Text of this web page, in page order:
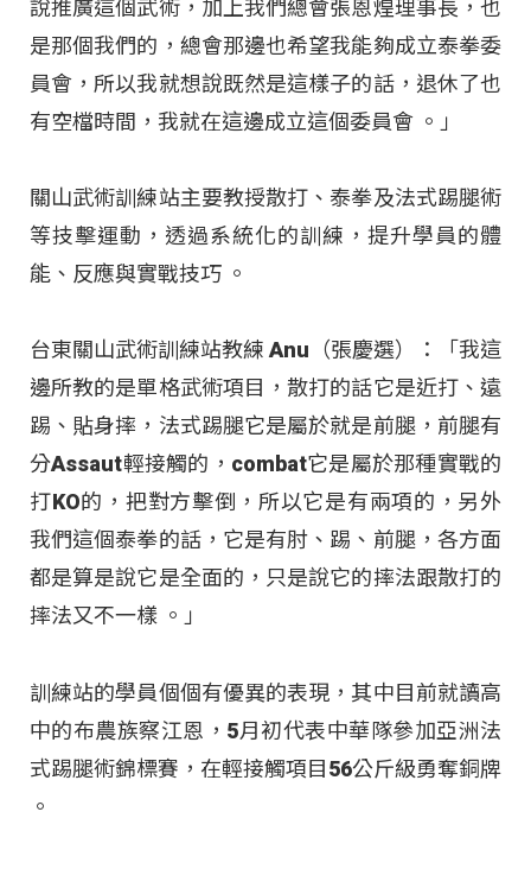
說推廣這個武術，加上我們總會張恩煌理事長，也
是那個我們的，總會那邊也希望我能夠成立泰拳委
員會，所以我就想說既然是這樣子的話，退休了也
有空檔時間，我就在這邊成立這個委員會 。」
關山武術訓練站主要教授散打、泰拳及法式踢腿術
等技擊運動，透過系統化的訓練，提升學員的體
能、反應與實戰技巧 。
台東關山武術訓練站教練 Anu（張慶選）：「我這
邊所教的是單格武術項目，散打的話它是近打、遠
踢、貼身摔，法式踢腿它是屬於就是前腿，前腿有
分Assaut輕接觸的，combat它是屬於那種實戰的
打KO的，把對方擊倒，所以它是有兩項的，另外
我們這個泰拳的話，它是有肘、踢、前腿，各方面
都是算是說它是全面的，只是說它的摔法跟散打的
摔法又不一樣 。」
訓練站的學員個個有優異的表現，其中目前就讀高
中的布農族察江恩，5月初代表中華隊參加亞洲法
式踢腿術錦標賽，在輕接觸項目56公斤級勇奪銅牌
。